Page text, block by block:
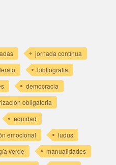
jornada contínua
bibliografía
democracia
obligatoria
equidad
emocional
ludus
verde
manualidades